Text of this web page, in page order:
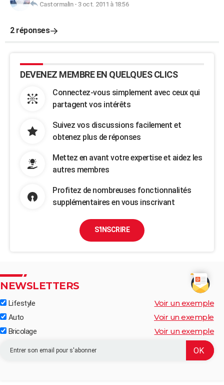
Castormalin- 3 oct. 2011 à 18:56
2 réponses
DEVENEZ MEMBRE EN QUELQUES CLICS
Connectez-vous simplement avec ceux qui
partagent vos intérêts
Suivez vos discussions facilement et
obtenez plus de réponses
Mettez en avant votre expertise et aidez les
autres membres
Profitez de nombreuses fonctionnalités
supplémentaires en vous inscrivant
S'INSCRIRE
NEWSLETTERS
Lifestyle Voir un exemple
Auto Voir un exemple
Bricolage Voir un exemple